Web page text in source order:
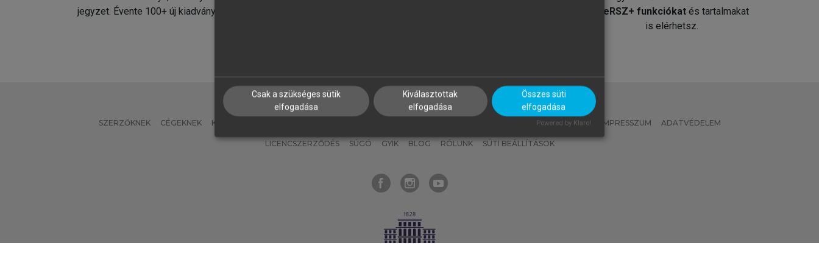
jegyzet. Évente 100+ új kiadvány.
MeRSZ+ funkciókat és tartalmakat
is elérhetsz.
SZERZŐKNEK CÉGEKNEK KÖNYVTÁROSOKNAK MI – ÁLTALÁNOS IRÁNYELVEK IMPRESSZUM ADATVÉDELEM
LICENCSZERZŐDÉS SÚGÓ GYIK BLOG RÓLUNK SÜTI BEÁLLÍTÁSOK
Csak a szükséges sütik
elfogadása
Kiválasztottak
elfogadása
Összes süti
elfogadása
Powered by Klaro!